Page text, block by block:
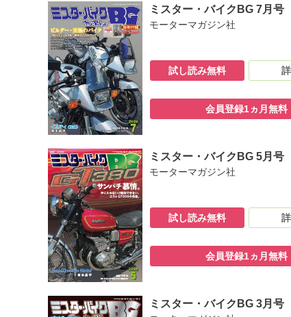
◇NEW ITEM NEWS 今月の新製品
◇中古パーツの館「PARTS BOX」
◇メッカオブスピードELMIRAGE ～ジョナサン矢部の
◇2026MFJ 全日本ロードレース選手権シリーズ
◇FIM アジアロードレーシングチャンピオンシップ 2026
◇D.I.D 全日本モトクロス選手権シリーズ2026
◇RGV-Γ 再生計画 VOL.5「持病その?：L型の悲劇」
◇BG ガレージ 編集・ハヤシの「GX750 正常化計画」
◆Next challenge Team87 「華、CBRでお勉強する」
◆仁斬る!!：YAMAHA XJ400Z-S（1983）
◆2＆4 6Wheel Life「愛の絶版車生活」 「CB750Kとクラウ
◆若者よなぜ絶版車に乗る? 「乗る歓びを教えてくれる」
◆四島 正さんと絶版車 「『バイク』も『人』も同じよう
◆レッドバロンが紡ぐ 「ヒトとモノづくりの現場」
◆レッドバロン 2026 ファンファンミーティング in 小鹿野
◆新店 レッドバロン大阪守口オープン！
◆第5回 富士山自動車博覧會 「クルマ、バイクが大好きです」
◆鉄馬を駆り、果てなき地平線を目指し者たちへ
【漫画】 「キリン・SCENE.66」：東本昌平
◇シン・闘魂“最速伝説への道” スズキ車５台並行レストア編
◇俺たちの旅 「片道350キロ・GSX-R1000K7で東海道の歴
◇BURNING LIFE,SPEED：鈴木広一郎
ミスター・バイクBG 7月号
モーターマガジン社
試し読み無料
会員登録1ヵ月無料
ミスター・バイクBG 5月号
モーターマガジン社
試し読み無料
会員登録1ヵ月無料
ミスター・バイクBG 3月号